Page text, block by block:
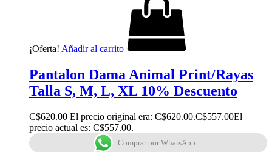
¡Oferta! Añadir al carrito
Pantalon Dama Animal Print/Rayas
Talla S, M, L, XL 10% Descuento
C$620.00 El precio original era: C$620.00.C$557.00El
precio actual es: C$557.00.
Comprar por WhatsApp